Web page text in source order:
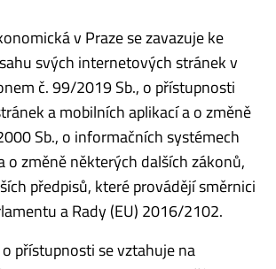
v Praze se zavazuje ke
svých internetových stránek v
č. 99/2019 Sb., o přístupnosti
a mobilních aplikací a o změně
Sb., o informačních systémech
o změně některých dalších zákonů,
předpisů, které provádějí směrnici
a Rady (EU) 2016/2102.
přístupnosti se vztahuje na